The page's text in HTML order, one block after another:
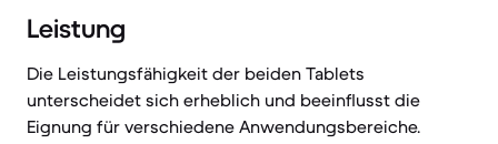
Leistung
Die Leistungsfähigkeit der beiden Tablets
unterscheidet sich erheblich und beeinflusst die
Eignung für verschiedene Anwendungsbereiche.